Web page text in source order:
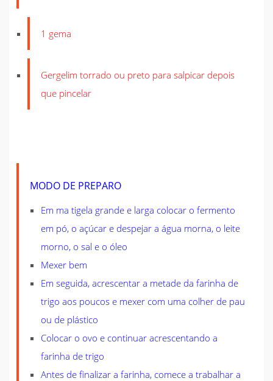
1 gema
Gergelim torrado ou preto para salpicar depois
que pincelar
MODO DE PREPARO
Em ma tigela grande e larga colocar o fermento
em pó, o açúcar e despejar a água morna, o leite
morno, o sal e o óleo
Mexer bem
Em seguida, acrescentar a metade da farinha de
trigo aos poucos e mexer com uma colher de pau
ou de plástico
Colocar o ovo e continuar acrescentando a
farinha de trigo
Antes de finalizar a farinha, comece a trabalhar a